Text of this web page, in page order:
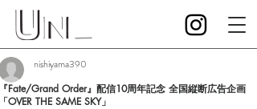
Fate/Grand Order』配信10周年記念 全国縦断広告企画
OVER THE SAME SKY」
nishiyama390